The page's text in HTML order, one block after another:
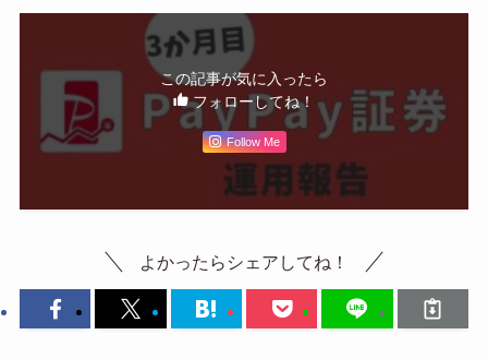
この記事が気に入ったら
フォローしてね！
Follow Me
よかったらシェアしてね！